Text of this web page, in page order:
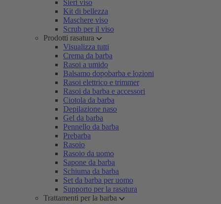
Sieri viso
Kit di bellezza
Maschere viso
Scrub per il viso
Prodotti rasatura
Visualizza tutti
Crema da barba
Rasoi a umido
Balsamo dopobarba e lozioni
Rasoi elettrico e trimmer
Rasoi da barba e accessori
Ciotola da barba
Depilazione naso
Gel da barba
Pennello da barba
Prebarba
Rasoio
Rasoio da uomo
Sapone da barba
Schiuma da barba
Set da barba per uomo
Supporto per la rasatura
Trattamenti per la barba